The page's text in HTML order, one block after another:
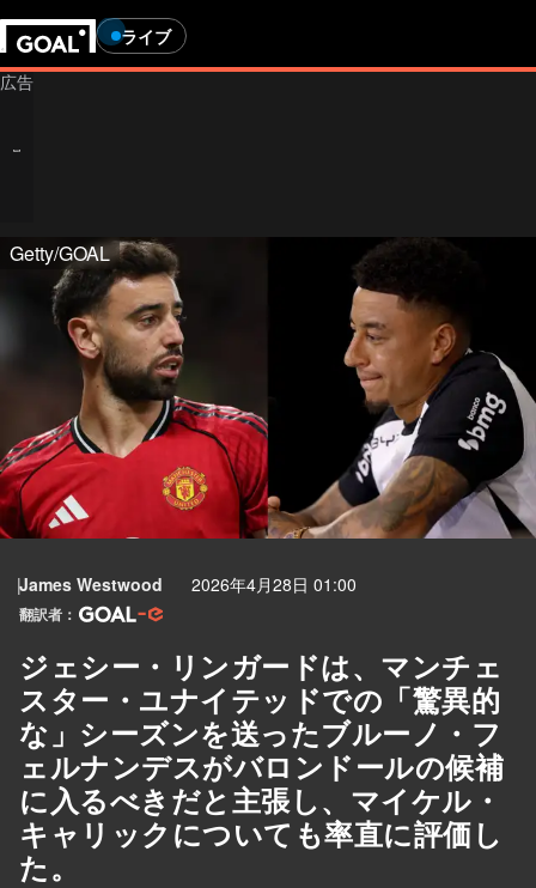
ライブ
Getty/GOAL
James Westwood 2026年4月28日 01:00
翻訳者：
ジェシー・リンガードは、マンチェ
スター・ユナイテッドでの「驚異的
な」シーズンを送ったブルーノ・フ
ェルナンデスがバロンドールの候補
に入るべきだと主張し、マイケル・
キャリックについても率直に評価し
た。